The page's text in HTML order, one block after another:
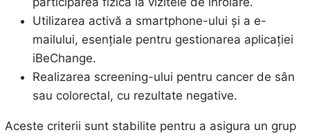
Utilizarea activă a smartphone-ului și a e-
mailului, esențiale pentru gestionarea aplicației
iBeChange.
Realizarea screening-ului pentru cancer de sân
sau colorectal, cu rezultate negative.
Aceste criterii sunt stabilite pentru a asigura un grup